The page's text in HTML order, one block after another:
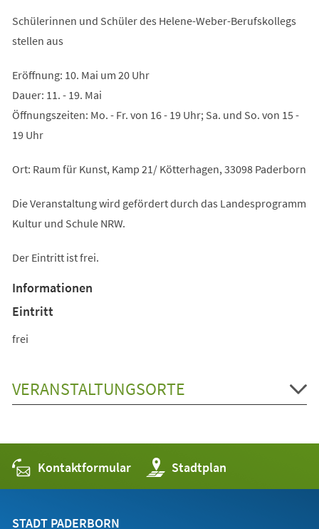
Schülerinnen und Schüler des Helene-Weber-Berufskollegs
stellen aus
Eröffnung: 10. Mai um 20 Uhr
Dauer: 11. - 19. Mai
Öffnungszeiten: Mo. - Fr. von 16 - 19 Uhr; Sa. und So. von 15 -
19 Uhr
Ort: Raum für Kunst, Kamp 21/ Kötterhagen, 33098 Paderborn
Die Veranstaltung wird gefördert durch das Landesprogramm
Kultur und Schule NRW.
Der Eintritt ist frei.
Informationen
Eintritt
frei
VERANSTALTUNGSORTE
Kontaktformular Stadtplan
(Öffnet
in
einem
STADT PADERBORN